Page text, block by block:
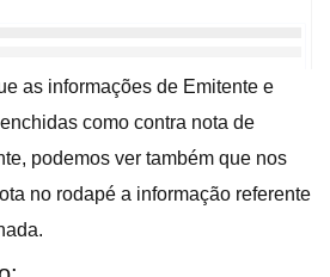
as informações de Emitente e
como contra nota de
podemos ver também que nos
no rodapé a informação referente